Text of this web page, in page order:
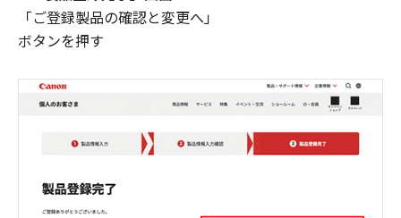
「ご登録製品の確認と変更へ」
ボタンを押す